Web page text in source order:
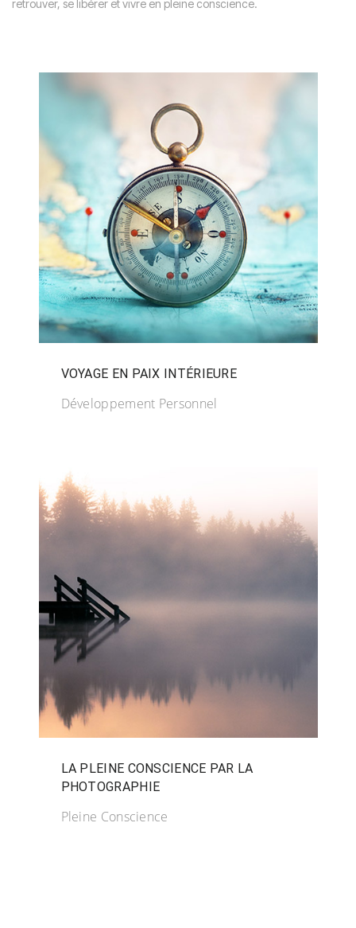
retrouver, se libérer et vivre en pleine conscience.
VOYAGE EN PAIX INTÉRIEURE
Développement Personnel
LA PLEINE CONSCIENCE PAR LA
PHOTOGRAPHIE
Pleine Conscience